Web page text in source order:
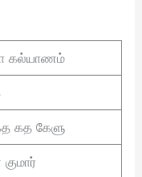
கல்யாணம்
கத கேளு